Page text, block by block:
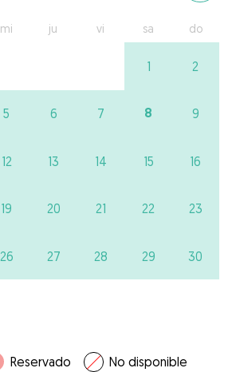
mi ju vi sa do
1 2
5 6 7 8 9
12 13 14 15 16
19 20 21 22 23
26 27 28 29 30
Reservado No disponible